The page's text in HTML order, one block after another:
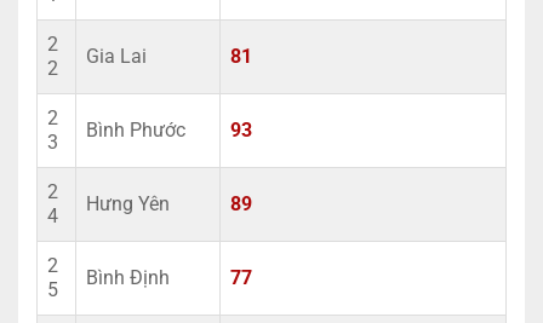
2
2
Gia Lai 81
2
3
Bình Phước 93
2
4
Hưng Yên 89
2
5
Bình Định 77